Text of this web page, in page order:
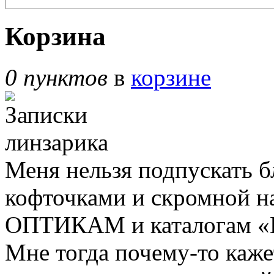
Корзина
0 пунктов в корзине
Меня нельзя подпускать
кофточками и скромной
ОПТИКАМ и каталогам
Мне тогда почему-то